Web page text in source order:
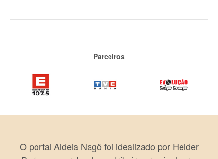
Parceiros
O portal Aldeia Nagô foi idealizado por Helder